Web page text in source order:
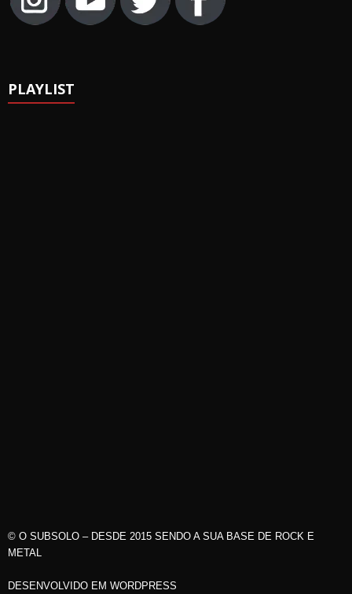
PLAYLIST
© O SUBSOLO – DESDE 2015 SENDO A SUA BASE DE ROCK E
METAL
DESENVOLVIDO EM WORDPRESS